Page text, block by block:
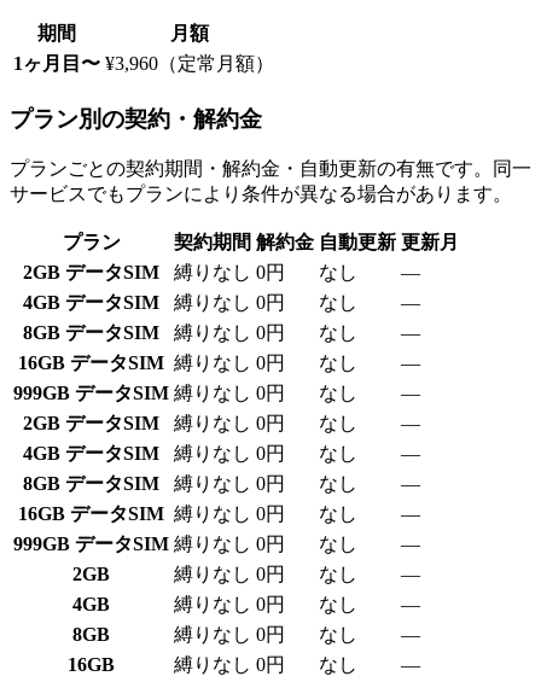
期間
月額
1ヶ月目〜 ¥3,960（定常月額）
プラン別の契約・解約金
プランごとの契約期間・解約金・自動更新の有無です。同一
サービスでもプランにより条件が異なる場合があります。
プラン 契約期間 解約金 自動更新 更新月
2GB データSIM
縛りなし 0円 なし
—
4GB データSIM
縛りなし 0円 なし
—
8GB データSIM
縛りなし 0円 なし
—
16GB データSIM 縛りなし 0円 なし
—
999GB データSIM 縛りなし 0円 なし
—
2GB データSIM
縛りなし 0円 なし
—
4GB データSIM
縛りなし 0円 なし
—
8GB データSIM
縛りなし 0円 なし
—
16GB データSIM 縛りなし 0円 なし
—
999GB データSIM 縛りなし 0円 なし
—
2GB
縛りなし 0円 なし
—
4GB
縛りなし 0円 なし
—
8GB
縛りなし 0円 なし
—
16GB
縛りなし 0円 なし —